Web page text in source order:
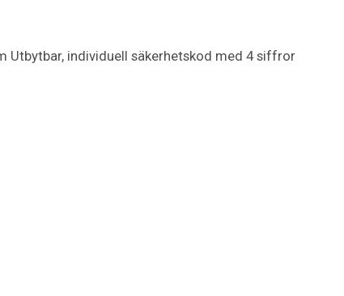
Utbytbar, individuell säkerhetskod med 4 siffror